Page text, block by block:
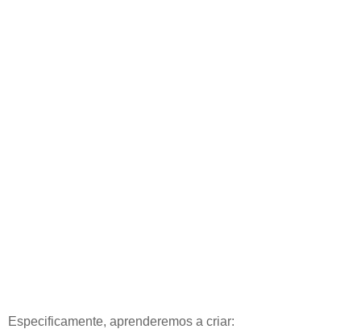
Especificamente, aprenderemos a criar: